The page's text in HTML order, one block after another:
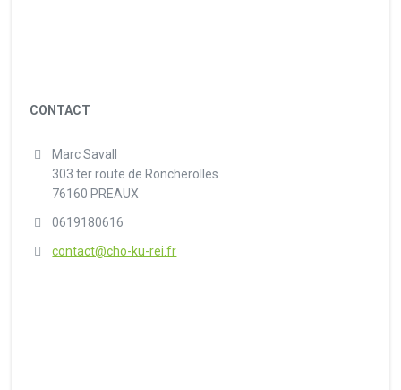
CONTACT
Marc Savall
303 ter route de Roncherolles
76160 PREAUX
0619180616
contact@cho-ku-rei.fr